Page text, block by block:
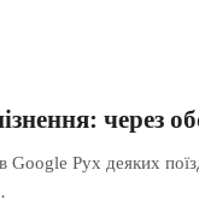
через
Google Рух деяких